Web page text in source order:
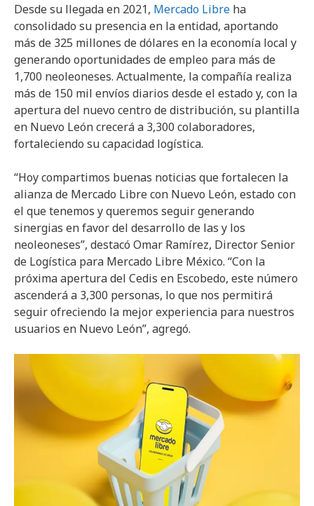
Desde su llegada en 2021, Mercado Libre ha
consolidado su presencia en la entidad, aportando
más de 325 millones de dólares en la economía local y
generando oportunidades de empleo para más de
1,700 neoleoneses. Actualmente, la compañía realiza
más de 150 mil envíos diarios desde el estado y, con la
apertura del nuevo centro de distribución, su plantilla
en Nuevo León crecerá a 3,300 colaboradores,
fortaleciendo su capacidad logística.
“Hoy compartimos buenas noticias que fortalecen la
alianza de Mercado Libre con Nuevo León, estado con
el que tenemos y queremos seguir generando
sinergias en favor del desarrollo de las y los
neoleoneses”, destacó Omar Ramírez, Director Senior
de Logística para Mercado Libre México. “Con la
próxima apertura del Cedis en Escobedo, este número
ascenderá a 3,300 personas, lo que nos permitirá
seguir ofreciendo la mejor experiencia para nuestros
usuarios en Nuevo León”, agregó.